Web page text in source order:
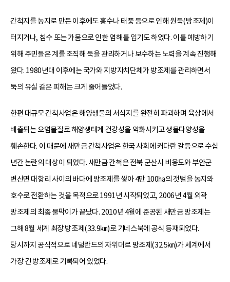
간척지를 농지로 만든 이후에도 홍수나 태풍 등으로 인해 원둑(방조제)이
터지거나, 침수 또는 가뭄으로 인한 염해를 입기도 하였다. 이를 예방하기
위해 주민들은 계를 조직해 둑을 관리하거나 보수하는 노력을 계속 진행해
왔다. 1980년대 이후에는 국가와 지방자치단체가 방조제를 관리하면서
둑의 유실 같은 피해는 크게 줄어들었다.
한편 대규모 간척사업은 해양생물의 서식지를 완전히 파괴하며 육상에서
배출되는 오염물질로 해양생태계 건강성을 악화시키고 생물다양성을
훼손한다. 이 때문에 새만금 간척사업은 한국 사회에 커다란 갈등으로 수십
년간 논란의 대상이 되었다. 새만금 간척은 전북 군산시 비응도와 부안군
변산면 대항리 사이의 바다에 방조제를 쌓아 4만 100㏊의 갯벌을 농지와
호수로 전환하는 것을 목적으로 1991년 시작되었고, 2006년 4월 외곽
방조제의 최종 물막이가 끝났다. 2010년 4월에 준공된 새만금 방조제는
그해 8월 세계 최장 방조제(33.9㎞)로 기네스북에 공식 등재되었다.
당시까지 공식적으로 네덜란드의 자위더르 방조제(32.5㎞)가 세계에서
가장 긴 방조제로 기록되어 있었다.